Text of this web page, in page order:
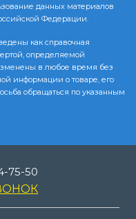
данных материалов
Федерации.
как справочная
определяемой
в любое время без
информации о товаре, его
обращаться по указанным
75-50